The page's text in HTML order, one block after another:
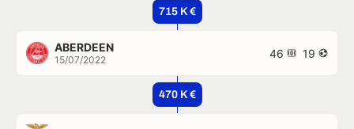
715 K €
ABERDEEN
15/07/2022 46 19
470 K €